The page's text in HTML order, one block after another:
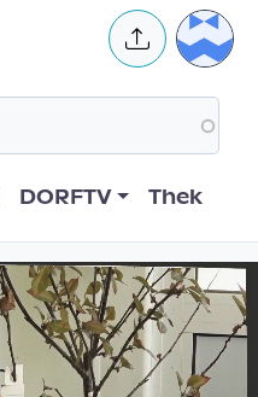
User
DORFTV Thek